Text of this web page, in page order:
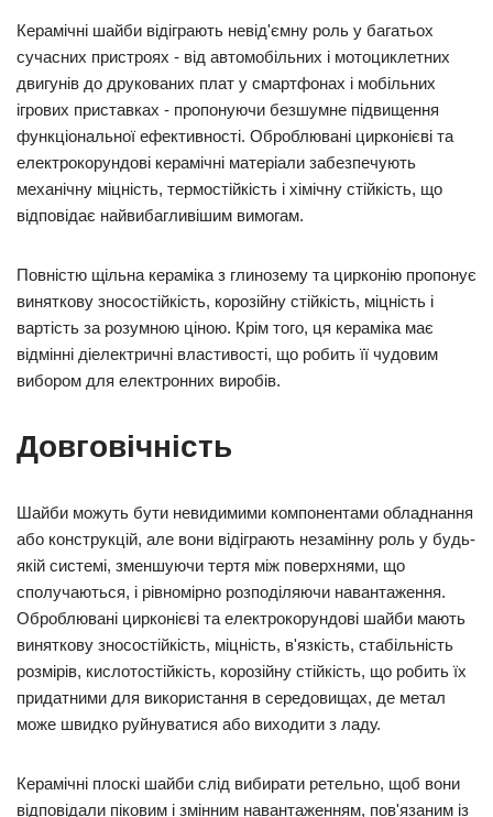
Керамічні шайби відіграють невід'ємну роль у багатьох
сучасних пристроях - від автомобільних і мотоциклетних
двигунів до друкованих плат у смартфонах і мобільних
ігрових приставках - пропонуючи безшумне підвищення
функціональної ефективності. Оброблювані цирконієві та
електрокорундові керамічні матеріали забезпечують
механічну міцність, термостійкість і хімічну стійкість, що
відповідає найвибагливішим вимогам.
Повністю щільна кераміка з глинозему та цирконію пропонує
виняткову зносостійкість, корозійну стійкість, міцність і
вартість за розумною ціною. Крім того, ця кераміка має
відмінні діелектричні властивості, що робить її чудовим
вибором для електронних виробів.
Довговічність
Шайби можуть бути невидимими компонентами обладнання
або конструкцій, але вони відіграють незамінну роль у будь-
якій системі, зменшуючи тертя між поверхнями, що
сполучаються, і рівномірно розподіляючи навантаження.
Оброблювані цирконієві та електрокорундові шайби мають
виняткову зносостійкість, міцність, в'язкість, стабільність
розмірів, кислотостійкість, корозійну стійкість, що робить їх
придатними для використання в середовищах, де метал
може швидко руйнуватися або виходити з ладу.
Керамічні плоскі шайби слід вибирати ретельно, щоб вони
відповідали піковим і змінним навантаженням, пов'язаним із